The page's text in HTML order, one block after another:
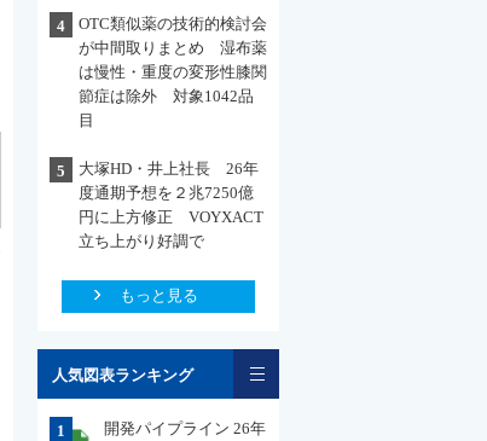
4
OTC類似薬の技術的検討会
が中間取りまとめ 湿布薬
は慢性・重度の変形性膝関
節症は除外 対象1042品
目
5
大塚HD・井上社長 26年
度通期予想を２兆7250億
円に上方修正 VOYXACT
立ち上がり好調で
もっと見る
人気図表ランキング
1
開発パイプライン 26年